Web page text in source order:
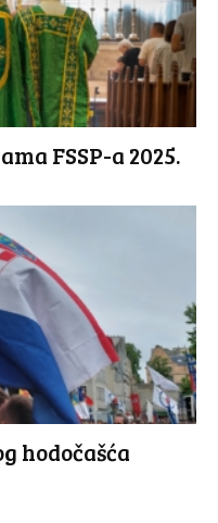
FSSP-a 2025.
hodočašća